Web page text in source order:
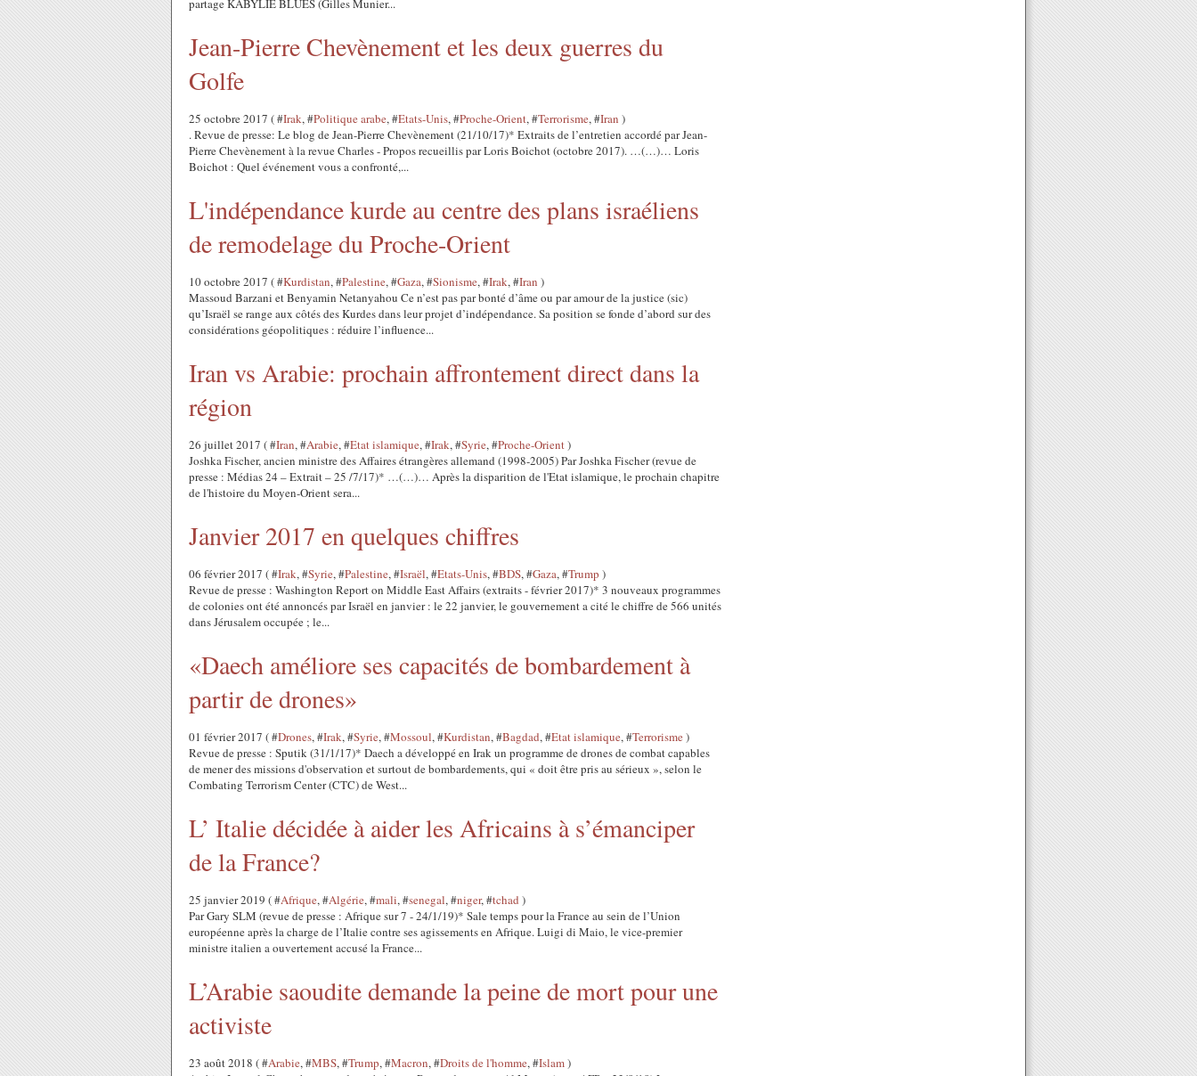
partage KABYLIE BLUES (Gilles Munier...
Jean-Pierre Chevènement et les deux guerres du
Golfe
25 octobre 2017 ( #Irak, #Politique arabe, #Etats-Unis, #Proche-Orient, #Terrorisme, #Iran )
. Revue de presse: Le blog de Jean-Pierre Chevènement (21/10/17)* Extraits de l’entretien accordé par Jean-
Pierre Chevènement à la revue Charles - Propos recueillis par Loris Boichot (octobre 2017). …(…)… Loris
Boichot : Quel événement vous a confronté,...
L'indépendance kurde au centre des plans israéliens
de remodelage du Proche-Orient
10 octobre 2017 ( #Kurdistan, #Palestine, #Gaza, #Sionisme, #Irak, #Iran )
Massoud Barzani et Benyamin Netanyahou Ce n’est pas par bonté d’âme ou par amour de la justice (sic)
qu’Israël se range aux côtés des Kurdes dans leur projet d’indépendance. Sa position se fonde d’abord sur des
considérations géopolitiques : réduire l’influence...
Iran vs Arabie: prochain affrontement direct dans la
région
26 juillet 2017 ( #Iran, #Arabie, #Etat islamique, #Irak, #Syrie, #Proche-Orient)
Joshka Fischer, ancien ministre des Affaires étrangères allemand (1998-2005) Par Joshka Fischer (revue de
presse : Médias 24 – Extrait – 25 /7/17)* …(…)… Après la disparition de l'Etat islamique, le prochain chapitre
de l'histoire du Moyen-Orient sera...
Janvier 2017 en quelques chiffres
06 février 2017 ( #Irak, #Syrie, #Palestine, #Israël, #Etats-Unis, #BDS, #Gaza, #Trump )
Revue de presse : Washington Report on Middle East Affairs (extraits - février 2017)* 3 nouveaux programmes
de colonies ont été annoncés par Israël en janvier : le 22 janvier, le gouvernement a cité le chiffre de 566 unités
dans Jérusalem occupée ; le...
«Daech améliore ses capacités de bombardement à
partir de drones»
01 février 2017 ( #Drones, #Irak, #Syrie, #Mossoul, #Kurdistan, #Bagdad, #Etat islamique, #Terrorisme)
Revue de presse : Sputik (31/1/17)* Daech a développé en Irak un programme de drones de combat capables
de mener des missions d'observation et surtout de bombardements, qui « doit être pris au sérieux », selon le
Combating Terrorism Center (CTC) de West...
L’ Italie décidée à aider les Africains à s’émanciper
de la France?
25 janvier 2019 ( #Afrique, #Algérie, #mali, #senegal, #niger, #tchad )
Par Gary SLM (revue de presse : Afrique sur 7 - 24/1/19)* Sale temps pour la France au sein de l’Union
européenne après la charge de l’Italie contre ses agissements en Afrique. Luigi di Maio, le vice-premier
ministre italien a ouvertement accusé la France...
L’Arabie saoudite demande la peine de mort pour une
activiste
23 août 2018 ( #Arabie, #MBS, #Trump, #Macron, #Droits de l'homme, #Islam)